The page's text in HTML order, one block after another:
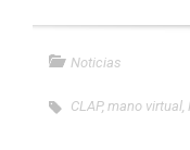
Noticias
CLAP, mano virtual